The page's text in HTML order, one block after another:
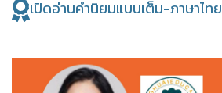
เปิดอ่านคำนิยมแบบเต็ม-ภาษาไทย